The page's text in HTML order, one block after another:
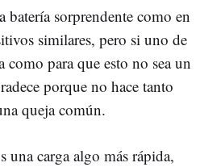
batería sorprendente como en
similares, pero si uno de
para que esto no sea un
porque no hace tanto
queja común.
una carga algo más rápida,